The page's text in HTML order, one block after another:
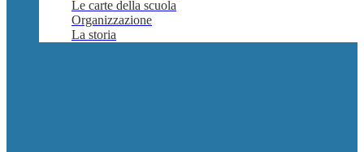
Le carte della scuola
Organizzazione
La storia